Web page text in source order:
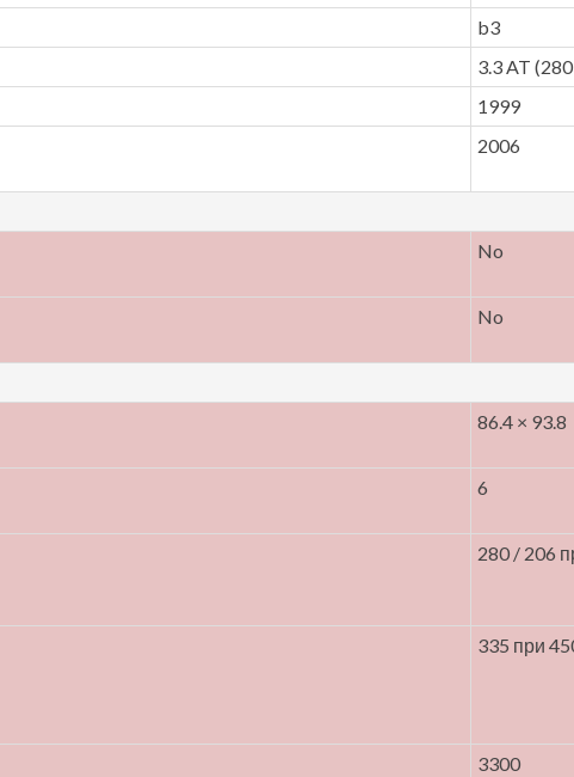
b3
3.3 AT (280
1999
2006
No
No
86.4 × 93.8
6
280 / 206
335 при
3300